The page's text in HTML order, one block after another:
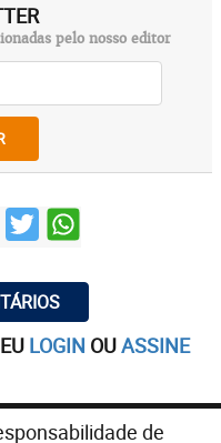
pelo nosso editor
LOGIN OUASSINE
de